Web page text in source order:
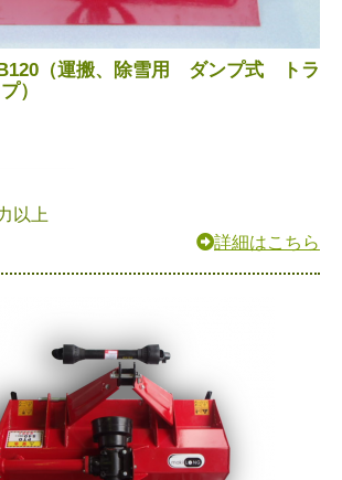
（運搬、除雪用 ダンプ式 トラ
）
以上
詳細はこちら